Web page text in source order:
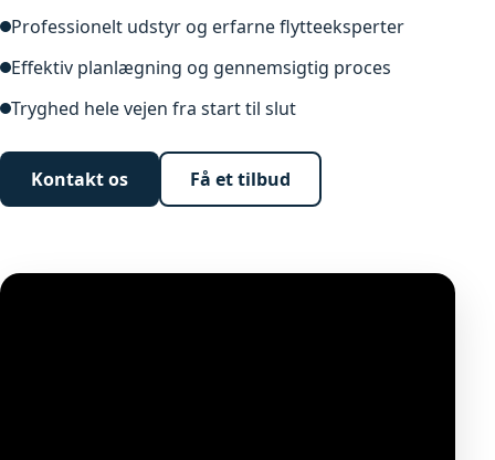
Professionelt udstyr og erfarne flytteeksperter
Effektiv planlægning og gennemsigtig proces
Tryghed hele vejen fra start til slut
Kontakt os Få et tilbud